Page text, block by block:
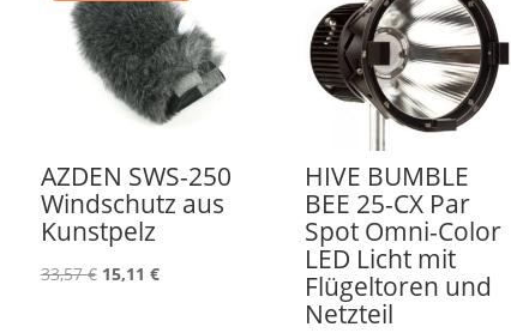
AZDEN SWS-250
Windschutz aus
Kunstpelz
33,57€ Ursprünglicher
15,11 €Aktueller
HIVE BUMBLE
BEE 25-CX Par
Spot Omni-Color
LED Licht mit
Flügeltoren und
Netzteil